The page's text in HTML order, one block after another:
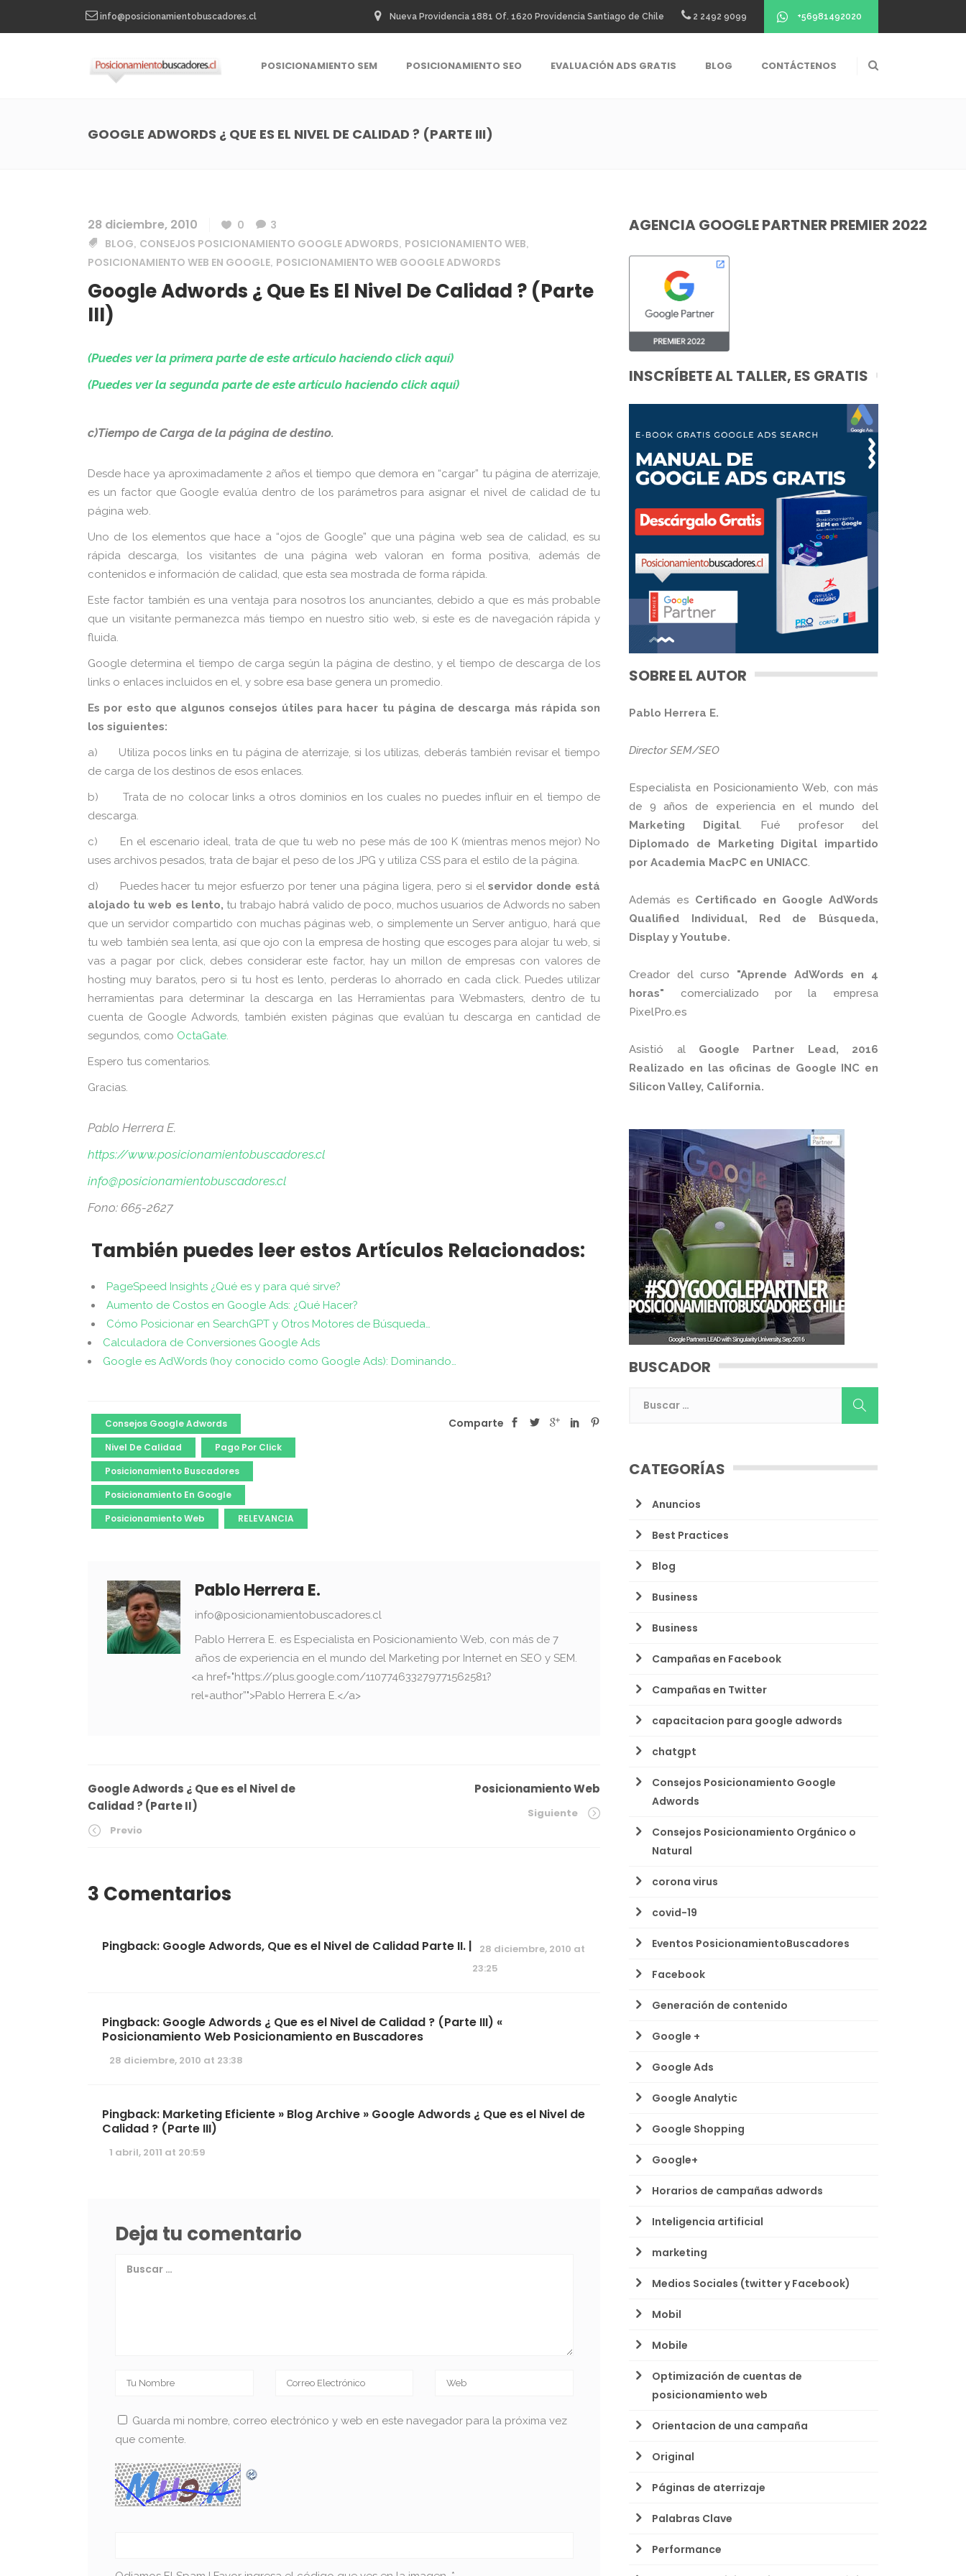
info@posicionamientobuscadores.cl Nueva Providencia 1881 Of. 1620 Providencia Santiago de Chile 2 2492 9099 +56981492020
POSICIONAMIENTO SEM POSICIONAMIENTO SEO EVALUACIÓN ADS GRATIS BLOG CONTÁCTENOS
GOOGLE ADWORDS ¿ QUE ES EL NIVEL DE CALIDAD ? (PARTE III)
28 diciembre, 2010 0
3
BLOG, CONSEJOS POSICIONAMIENTO GOOGLE ADWORDS, POSICIONAMIENTO WEB,
POSICIONAMIENTO WEB EN GOOGLE, POSICIONAMIENTO WEB GOOGLE ADWORDS
Google Adwords ¿ Que Es El Nivel De Calidad ? (Parte
III)
(Puedes ver la primera parte de este artículo haciendo click aquí)
(Puedes ver la segunda parte de este artículo haciendo click aquí)
c)Tiempo de Carga de la página de destino.
Desde hace ya aproximadamente 2 años el tiempo que demora en “cargar” tu página de aterrizaje,
es un factor que Google evalúa dentro de los parámetros para asignar el nivel de calidad de tu
página web.
Uno de los elementos que hace a “ojos de Google” que una página web sea de calidad, es su
rápida descarga, los visitantes de una página web valoran en forma positiva, además de
contenidos e información de calidad, que esta sea mostrada de forma rápida.
Este factor también es una ventaja para nosotros los anunciantes, debido a que es más probable
que un visitante permanezca más tiempo en nuestro sitio web, si este es de navegación rápida y
fluida.
Google determina el tiempo de carga según la página de destino, y el tiempo de descarga de los
links o enlaces incluidos en el, y sobre esa base genera un promedio.
Es por esto que algunos consejos útiles para hacer tu página de descarga más rápida son
los siguientes:
a) Utiliza pocos links en tu página de aterrizaje, si los utilizas, deberás también revisar el tiempo
de carga de los destinos de esos enlaces.
b) Trata de no colocar links a otros dominios en los cuales no puedes influir en el tiempo de
descarga.
c) En el escenario ideal, trata de que tu web no pese más de 100 K (mientras menos mejor) No
uses archivos pesados, trata de bajar el peso de los JPG y utiliza CSS para el estilo de la página.
d) Puedes hacer tu mejor esfuerzo por tener una página ligera, pero si elservidor donde está
alojado tu web es lento, tu trabajo habrá valido de poco, muchos usuarios de Adwords no saben
que un servidor compartido con muchas páginas web, o simplemente un Server antiguo, hará que
tu web también sea lenta, así que ojo con la empresa de hosting que escoges para alojar tu web, si
vas a pagar por click, debes considerar este factor, hay un millon de empresas con valores de
hosting muy baratos, pero si tu host es lento, perderas lo ahorrado en cada click. Puedes utilizar
herramientas para determinar la descarga en las Herramientas para Webmasters, dentro de tu
cuenta de Google Adwords, también existen páginas que evalúan tu descarga en cantidad de
segundos, como OctaGate.
Espero tus comentarios.
Gracias.
Pablo Herrera E.
https://www.posicionamientobuscadores.cl
info@posicionamientobuscadores.cl
Fono: 665-2627
También puedes leer estos Artículos Relacionados:
PageSpeed Insights ¿Qué es y para qué sirve?
Aumento de Costos en Google Ads: ¿Qué Hacer?
Cómo Posicionar en SearchGPT y Otros Motores de Búsqueda…
Calculadora de Conversiones Google Ads
Google es AdWords (hoy conocido como Google Ads): Dominando…
Consejos Google Adwords
Nivel De Calidad
Pago Por Click
Posicionamiento Buscadores
Posicionamiento En Google
Posicionamiento Web
RELEVANCIA
Comparte
Pablo Herrera E.
info@posicionamientobuscadores.cl
Pablo Herrera E. es Especialista en Posicionamiento Web, con más de 7
años de experiencia en el mundo del Marketing por Internet en SEO y SEM.
<a href="https://plus.google.com/110774633279771562581?
rel=author”">Pablo Herrera E.</a>
Google Adwords ¿ Que es el Nivel de
Calidad ? (Parte II)
Previo
Posicionamiento Web
Siguiente
3 Comentarios
Pingback: Google Adwords, Que es el Nivel de Calidad Parte II. |
28 diciembre, 2010 at
23:25
Pingback: Google Adwords ¿ Que es el Nivel de Calidad ? (Parte III) «
Posicionamiento Web Posicionamiento en Buscadores
28 diciembre, 2010 at 23:38
Pingback: Marketing Eficiente » Blog Archive » Google Adwords ¿ Que es el Nivel de
Calidad ? (Parte III)
1 abril, 2011 at 20:59
Deja tu comentario
Guarda mi nombre, correo electrónico y web en este navegador para la próxima vez
que comente.
AGENCIA GOOGLE PARTNER PREMIER 2022
INSCRÍBETE AL TALLER, ES GRATIS
SOBRE EL AUTOR
Pablo Herrera E.
Director SEM/SEO
Especialista en Posicionamiento Web, con más
de 9 años de experiencia en el mundo del
Marketing Digital. Fué profesor del
Diplomado de Marketing Digital impartido
por Academia MacPC en UNIACC.
Además es Certificado en Google AdWords
Qualified Individual, Red de Búsqueda,
Display y Youtube.
Creador del curso "Aprende AdWords en 4
horas" comercializado por la empresa
PixelPro.es
Asistió al Google Partner Lead, 2016
Realizado en las oficinas de Google INC en
Silicon Valley, California.
BUSCADOR
CATEGORÍAS
Anuncios
Best Practices
Blog
Business
Business
Campañas en Facebook
Campañas en Twitter
capacitacion para google adwords
chatgpt
Consejos Posicionamiento Google
Adwords
Consejos Posicionamiento Orgánico o
Natural
corona virus
covid-19
Eventos PosicionamientoBuscadores
Facebook
Generación de contenido
Google +
Google Ads
Google Analytic
Google Shopping
Google+
Horarios de campañas adwords
Inteligencia artificial
marketing
Medios Sociales (twitter y Facebook)
Mobil
Mobile
Optimización de cuentas de
posicionamiento web
Orientacion de una campaña
Original
Páginas de aterrizaje
Palabras Clave
Performance